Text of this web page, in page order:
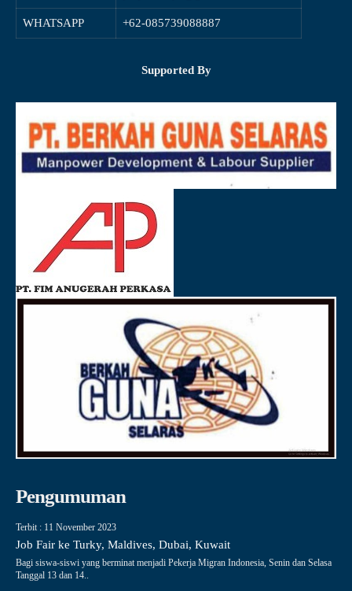
WHATSAPP +62-085739088887
Supported By
Pengumuman
Terbit : 11 November 2023
Job Fair ke Turky, Maldives, Dubai, Kuwait
Bagi siswa-siswi yang berminat menjadi Pekerja Migran Indonesia, Senin dan Selasa
Tanggal 13 dan 14..